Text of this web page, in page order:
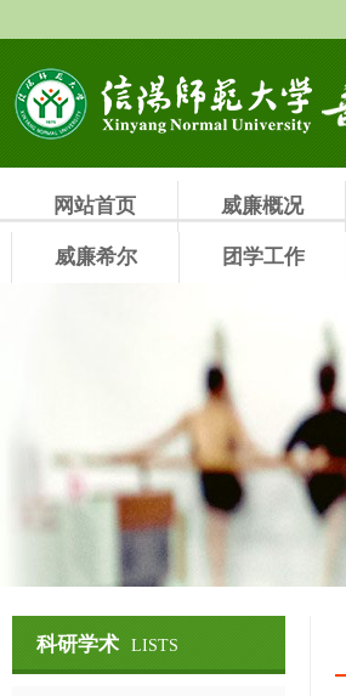
网站首页 威廉概况
威廉希尔 团学工作
科研学术 LISTS